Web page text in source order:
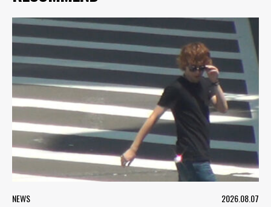
NEWS 2026.08.07